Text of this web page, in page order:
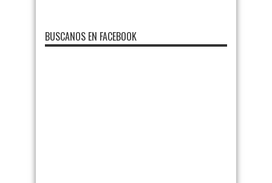
BUSCANOS EN FACEBOOK